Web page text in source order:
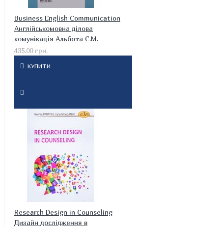
Business English Communication
Англійськомовна ділова
комунікація Альбота С.М.
435.00 грн.
КУПИТИ
Research Design in Counseling
Дизайн дослідження в